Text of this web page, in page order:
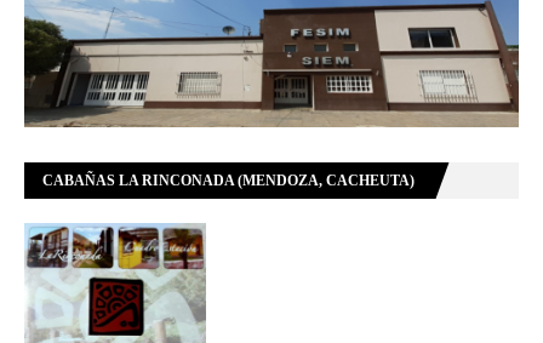
CABAÑAS LA RINCONADA (MENDOZA, CACHEUTA)